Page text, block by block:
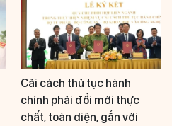
Cải cách thủ tục hành
chính phải đổi mới thực
chất, toàn diện, gắn với